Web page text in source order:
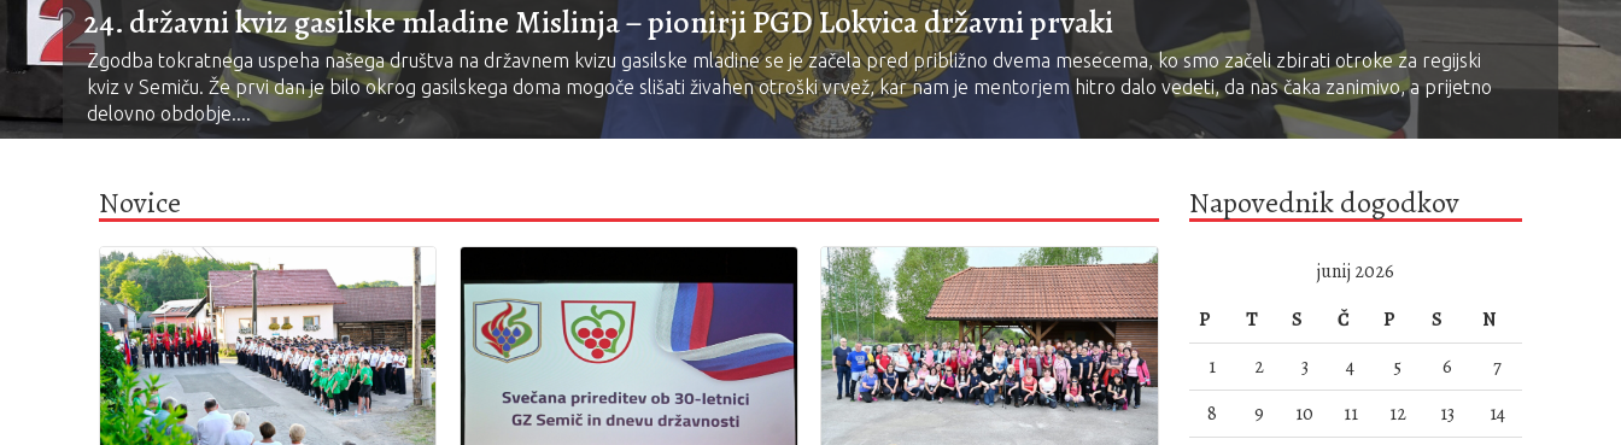
24. državni kviz gasilske mladine Mislinja – pionirji PGD Lokvica državni prvaki
Zgodba tokratnega uspeha našega društva na državnem kvizu gasilske mladine se je začela pred približno dvema mesecema, ko smo začeli zbirati otroke za regijski
kviz v Semiču. Že prvi dan je bilo okrog gasilskega doma mogoče slišati živahen otroški vrvež, kar nam je mentorjem hitro dalo vedeti, da nas čaka zanimivo, a prijetno
delovno obdobje....
Novice Napovednik dogodkov
junij 2026
P
T S Č P S
N
1
2 3 4 5 6
7
8
9 10 11 12 13
14